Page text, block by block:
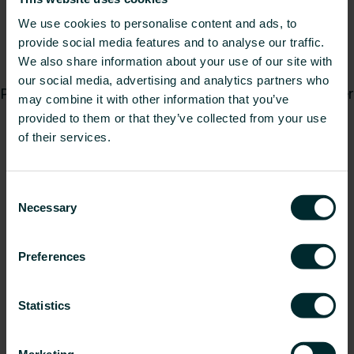
We use cookies to personalise content and ads, to
provide social media features and to analyse our traffic.
We also share information about your use of our site with
our social media, advertising and analytics partners who
may combine it with other information that you’ve
provided to them or that they’ve collected from your use
of their services.
Selection
Necessary
Preferences
Statistics
inneklimatlösningar, så att du kan njuta av
bekvämligheten med våra värme- och
kyllösningar.
Purmos systemlösningar är hållbara och uppfyller
dagens föränderliga behov.